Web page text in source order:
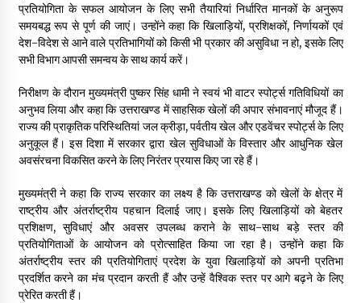
Thought Of The Day 9 May
May 9, 2022
प्रतियोगिता के सफल आयोजन के लिए सभी तैयारियां निर्धारित मानकों के अनुरूप
समयबद्ध रूप से पूर्ण की जाएं। उन्होंने कहा कि खिलाड़ियों, प्रशिक्षकों, निर्णायकों एवं
देश-विदेश से आने वाले प्रतिभागियों को किसी भी प्रकार की असुविधा न हो, इसके लिए
सभी विभाग आपसी समन्वय के साथ कार्य करें।
निरीक्षण के दौरान मुख्यमंत्री पुष्कर सिंह धामी ने स्वयं भी वाटर स्पोर्ट्स गतिविधियों का
अनुभव लिया और कहा कि उत्तराखण्ड में साहसिक खेलों की अपार संभावनाएं मौजूद हैं।
राज्य की प्राकृतिक परिस्थितियां जल क्रीड़ा, पर्वतीय खेल और एडवेंचर स्पोर्ट्स के लिए
अनुकूल हैं। इस दिशा में सरकार द्वारा खेल सुविधाओं के विस्तार और आधुनिक खेल
अवसंरचना विकसित करने के लिए निरंतर प्रयास किए जा रहे हैं।
मुख्यमंत्री ने कहा कि राज्य सरकार का लक्ष्य है कि उत्तराखण्ड को खेलों के क्षेत्र में
राष्ट्रीय और अंतर्राष्ट्रीय पहचान दिलाई जाए। इसके लिए खिलाड़ियों को बेहतर
प्रशिक्षण, सुविधाएं और अवसर उपलब्ध कराने के साथ-साथ बड़े स्तर की
प्रतियोगिताओं के आयोजन को प्रोत्साहित किया जा रहा है। उन्होंने कहा कि
अंतर्राष्ट्रीय स्तर की प्रतियोगिताएं प्रदेश के युवा खिलाड़ियों को अपनी प्रतिभा
प्रदर्शित करने का मंच प्रदान करती हैं और उन्हें वैश्विक स्तर पर आगे बढ़ने के लिए
प्रेरित करती हैं।